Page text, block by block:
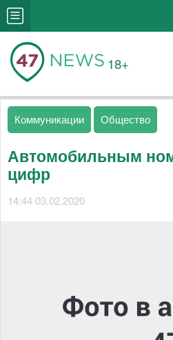
18+
Коммуникации Общество
Автомобильным
цифр
14:44 03.02.2020